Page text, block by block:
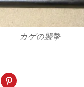
カゲの襲撃